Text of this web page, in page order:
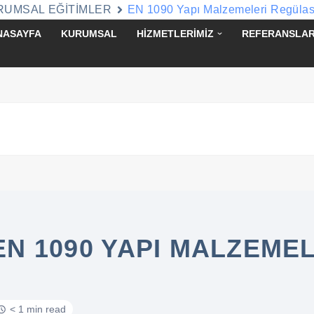
KURUMSAL HİZMETLERİMİZ
EĞİTİMLER EN 1090 Yapı Malzemeleri
1090 YAPI
< 1 min read